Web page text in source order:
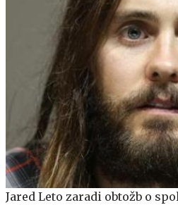
Jared Leto zaradi obtožb o